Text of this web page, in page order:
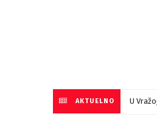
AKTUELNO U